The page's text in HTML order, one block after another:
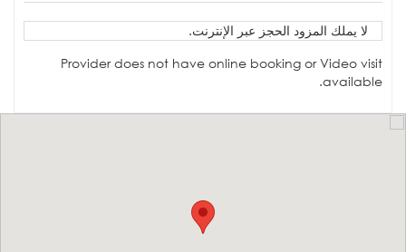
لا يملك المزود الحجز عبر الإنترنت.
Provider does not have online booking or Video visit
available.